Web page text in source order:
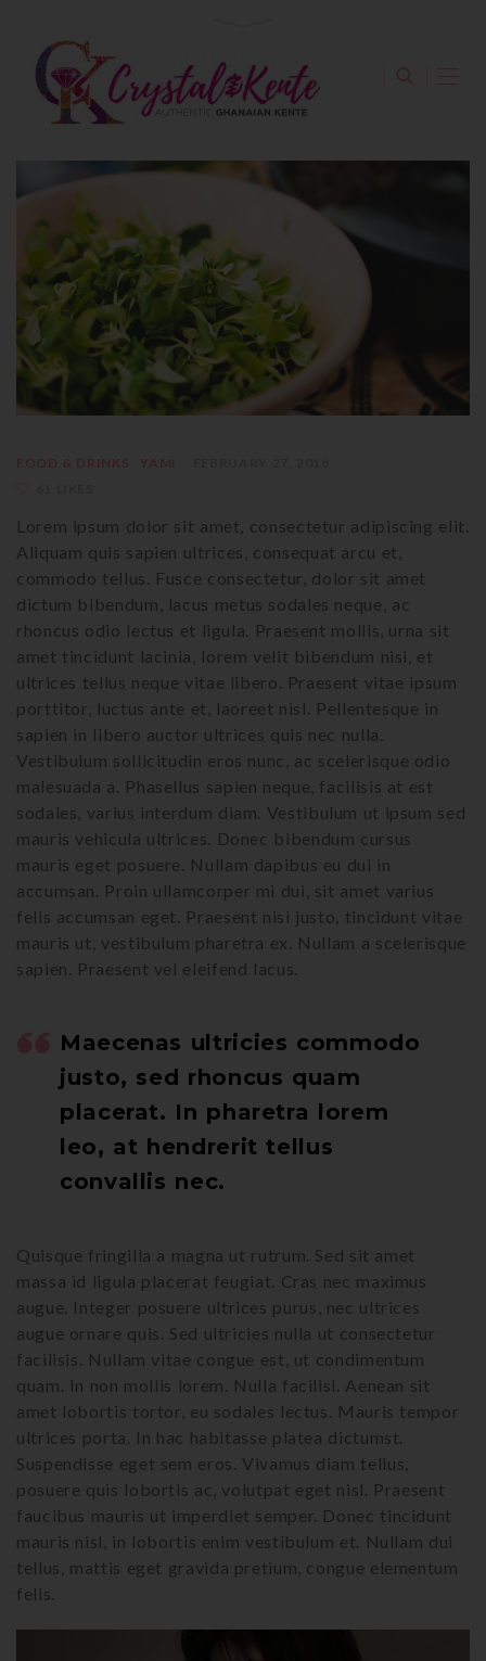
Lorem ipsum dolor sit amet, consectetur adipiscing elit.
Aliquam quis sapien ultrices, consequat arcu et,
commodo tellus. Fusce consectetur, dolor sit amet
dictum bibendum, lacus metus sodales neque, ac
rhoncus odio lectus et ligula. Praesent mollis, urna sit
amet tincidunt lacinia, lorem velit bibendum nisi, et
ultrices tellus neque vitae libero. Praesent vitae ipsum
porttitor, luctus ante et, laoreet nisl. Pellentesque in
sapien in libero auctor ultrices quis nec nulla.
Vestibulum sollicitudin eros nunc, ac scelerisque odio
malesuada a. Phasellus sapien neque, facilisis at est
sodales, varius interdum diam. Vestibulum ut ipsum sed
mauris vehicula ultrices. Donec bibendum cursus
mauris eget posuere. Nullam dapibus eu dui in
accumsan. Proin ullamcorper mi dui, sit amet varius
felis accumsan eget. Praesent nisi justo, tincidunt vitae
mauris ut, vestibulum pharetra ex. Nullam a scelerisque
sapien. Praesent vel eleifend lacus.
Maecenas ultricies commodo
justo, sed rhoncus quam
placerat. In pharetra lorem
leo, at hendrerit tellus
convallis nec.
Quisque fringilla a magna ut rutrum. Sed sit amet
massa id ligula placerat feugiat. Cras nec maximus
augue. Integer posuere ultrices purus, nec ultrices
augue ornare quis. Sed ultricies nulla ut consectetur
facilisis. Nullam vitae congue est, ut condimentum
quam. In non mollis lorem. Nulla facilisi. Aenean sit
amet lobortis tortor, eu sodales lectus. Mauris tempor
ultrices porta. In hac habitasse platea dictumst.
Suspendisse eget sem eros. Vivamus diam tellus,
posuere quis lobortis ac, volutpat eget nisl. Praesent
faucibus mauris ut imperdiet semper. Donec tincidunt
mauris nisl, in lobortis enim vestibulum et. Nullam dui
tellus, mattis eget gravida pretium, congue elementum
felis.